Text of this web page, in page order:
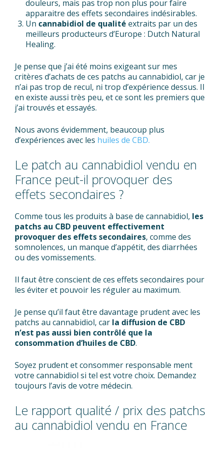
douleurs, mais pas trop non plus pour faire
apparaitre des effets secondaires indésirables.
Un cannabidiol de qualité extraits par un des
meilleurs producteurs d’Europe : Dutch Natural
Healing.
Je pense que j’ai été moins exigeant sur mes
critères d’achats de ces patchs au cannabidiol, car je
n’ai pas trop de recul, ni trop d’expérience dessus. Il
en existe aussi très peu, et ce sont les premiers que
j’ai trouvés et essayés.
Nous avons évidemment, beaucoup plus
d’expériences avec les huiles de CBD.
Le patch au cannabidiol vendu en
France peut-il provoquer des
effets secondaires ?
Comme tous les produits à base de cannabidiol, les
patchs au CBD peuvent effectivement
provoquer des effets secondaires, comme des
somnolences, un manque d’appétit, des diarrhées
ou des vomissements.
Il faut être conscient de ces effets secondaires pour
les éviter et pouvoir les réguler au maximum.
Je pense qu’il faut être davantage prudent avec les
patchs au cannabidiol, car la diffusion de CBD
n’est pas aussi bien contrôlé que la
consommation d’huiles de CBD.
Soyez prudent et consommer responsable ment
votre cannabidiol si tel est votre choix. Demandez
toujours l’avis de votre médecin.
Le rapport qualité / prix des patchs
au cannabidiol vendu en France